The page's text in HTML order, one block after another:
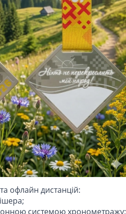
офлайн дистанцій:
системою хронометражу;